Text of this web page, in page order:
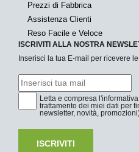
Prezzi di Fabbrica
Assistenza Clienti
Reso Facile e Veloce
ISCRIVITI ALLA NOSTRA
Inserisci la tua E-mail per ricevere
Letta e compresa
trattamento dei miei dati per
newsletter, novità,
ISCRIVITI